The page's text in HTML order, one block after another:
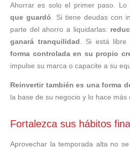
Ahorrar es solo el primer paso. Lo
que guardó . Si tiene deudas con
parte del ahorro a liquidarlas:
ganará tranquilidad . Si está libre
forma controlada en su propio
impulse su marca o capacite a su
Reinvertir también es una forma
la base de su negocio y lo hace más
Fortalezca sus hábitos
Aprovechar la temporada alta no